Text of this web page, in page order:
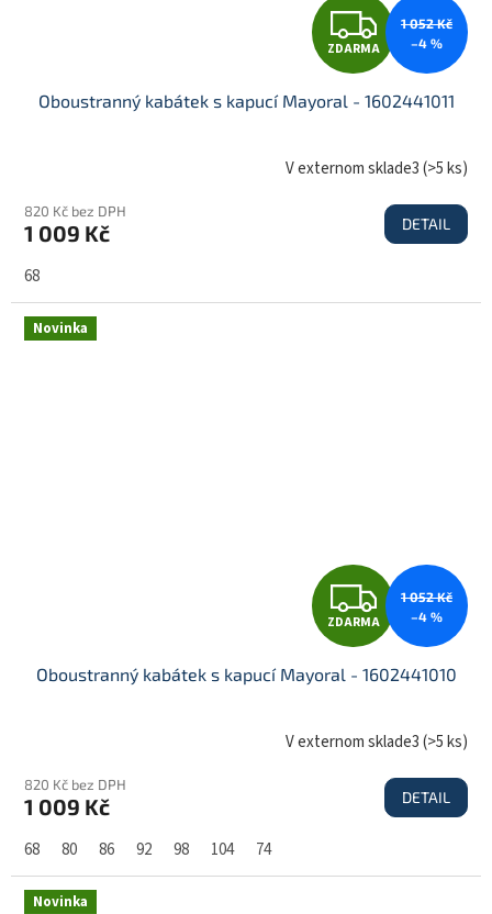
Z
D
A
R
M
ZDARMA
1 052 Kč
–4 %
Oboustranný kabátek s kapucí Mayoral - 1602441011
V externom sklade3(>5 ks)
820 Kč bez DPH
1 009 Kč DETAIL
68
Novinka
Z
D
A
R
M
ZDARMA
1 052 Kč
–4 %
Oboustranný kabátek s kapucí Mayoral - 1602441010
V externom sklade3(>5 ks)
820 Kč bez DPH
1 009 Kč DETAIL
68 80 86 92 98 104 74
Novinka